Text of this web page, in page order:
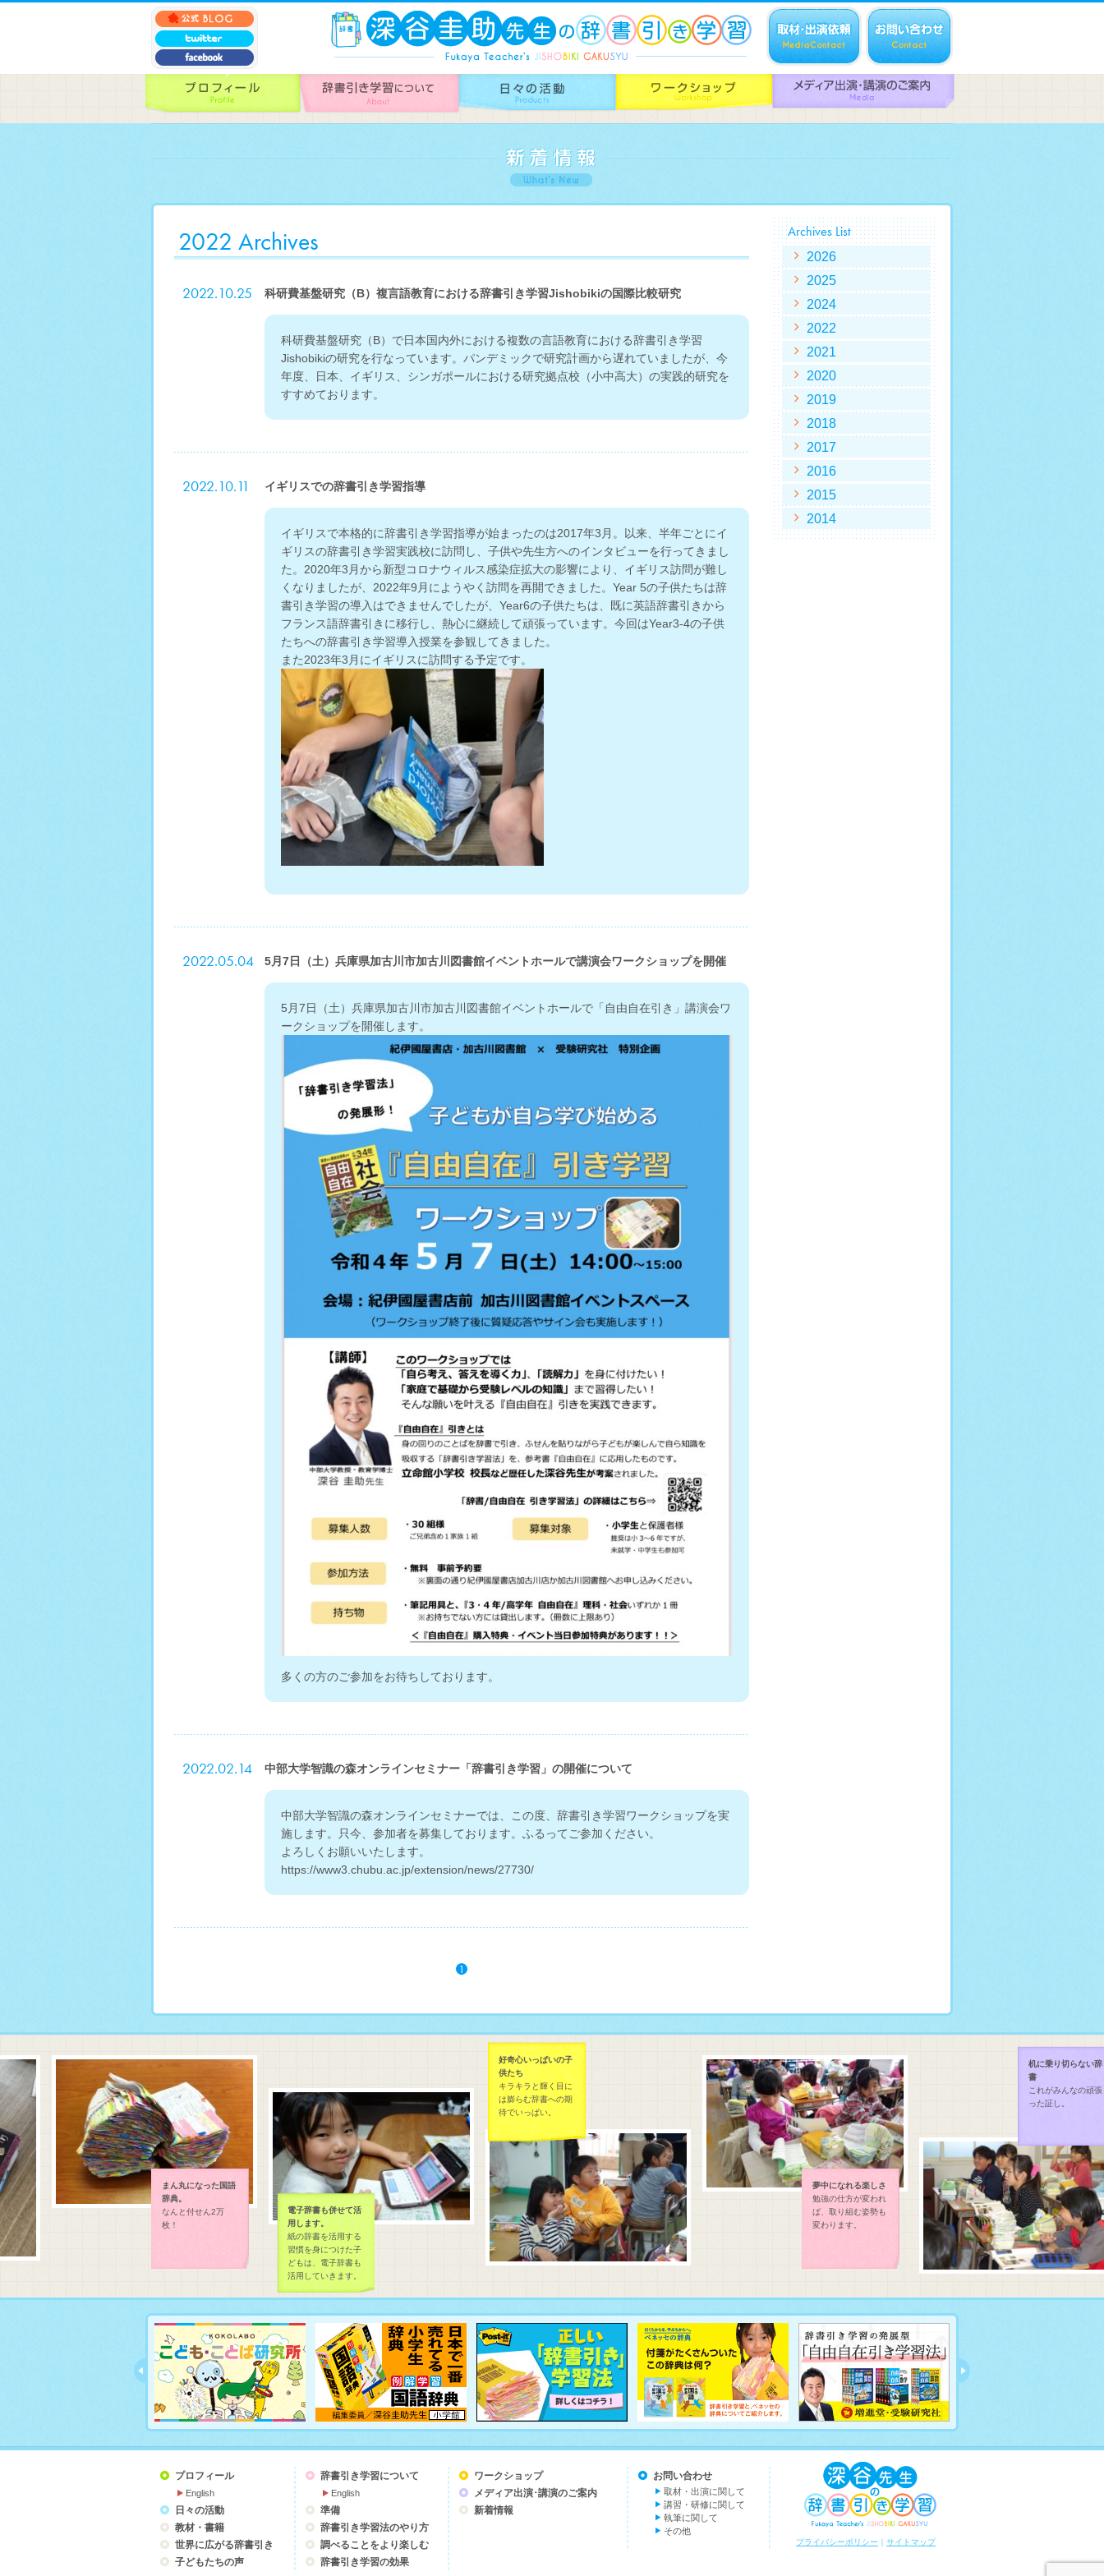
2022 Archives
2022.10.25 科研費基盤研究（B）複言語教育における辞書引き学習Jishobikiの国際比較研究
科研費基盤研究（B）で日本国内外における複数の言語教育における辞書引き学習
Jishobikiの研究を行なっています。パンデミックで研究計画から遅れていましたが、今
年度、日本、イギリス、シンガポールにおける研究拠点校（小中高大）の実践的研究を
すすめております。
2022.10.11 イギリスでの辞書引き学習指導
イギリスで本格的に辞書引き学習指導が始まったのは2017年3月。以来、半年ごとにイ
ギリスの辞書引き学習実践校に訪問し、子供や先生方へのインタビューを行ってきまし
た。2020年3月から新型コロナウィルス感染症拡大の影響により、イギリス訪問が難し
くなりましたが、2022年9月にようやく訪問を再開できました。Year 5の子供たちは辞
書引き学習の導入はできませんでしたが、Year6の子供たちは、既に英語辞書引きから
フランス語辞書引きに移行し、熱心に継続して頑張っています。今回はYear3-4の子供
たちへの辞書引き学習導入授業を参観してきました。
また2023年3月にイギリスに訪問する予定です。
2022.05.04 5月7日（土）兵庫県加古川市加古川図書館イベントホールで講演会ワークショップを開催
5月7日（土）兵庫県加古川市加古川図書館イベントホールで「自由自在引き」講演会ワ
ークショップを開催します。
多くの方のご参加をお待ちしております。
2022.02.14 中部大学智識の森オンラインセミナー「辞書引き学習」の開催について
中部大学智識の森オンラインセミナーでは、この度、辞書引き学習ワークショップを実
施します。只今、参加者を募集しております。ふるってご参加ください。
よろしくお願いいたします。
https://www3.chubu.ac.jp/extension/news/27730/
1
Archives List
2026
2025
2024
2022
2021
2020
2019
2018
2017
2016
2015
2014
まん丸になった国語
なんと付せん2万
電子辞書も併せて活
用します。
紙の辞書を活用する
習慣を身につけた子
どもは、電子辞書も
活用していきます。
好奇心いっぱいの子
供たち
キラキラと輝く目に
は膨らむ辞書への期
待でいっぱい。
夢中になれる楽しさ
勉強の仕方が変われ
ば、取り組む姿勢も
変わります。
机に乗り切らない辞
これがみんなの頑張
った証し。
プロフィール
English
日々の活動
教材・書籍
世界に広がる辞書引き
子どもたちの声
辞書引き学習について
English
準備
辞書引き学習法のやり方
調べることをより楽しむ
辞書引き学習の効果
ワークショップ
メディア出演･講演のご案内
新着情報
お問い合わせ
取材・出演に関して
講習・研修に関して
執筆に関して
その他
プライバシーポリシー ｜ サイトマップ